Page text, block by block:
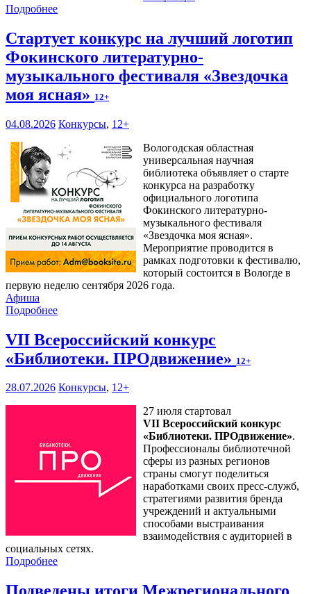
Подробнее
Стартует конкурс на лучший логотип
Фокинского литературно-
музыкального фестиваля «Звездочка
моя ясная» 12+
04.08.2026 Конкурсы, 12+
Вологодская областная
универсальная научная
библиотека объявляет о старте
конкурса на разработку
официального логотипа
Фокинского литературно-
музыкального фестиваля
«Звездочка моя ясная».
Мероприятие проводится в
рамках подготовки к фестивалю,
который состоится в Вологде в
первую неделю сентября 2026 года.
Афиша
Подробнее
VII Всероссийский конкурс
«Библиотеки. ПРОдвижение» 12+
28.07.2026 Конкурсы, 12+
27 июля стартовал
VII Всероссийский конкурс
«Библиотеки. ПРОдвижение».
Профессионалы библиотечной
сферы из разных регионов
страны смогут поделиться
наработками своих пресс-служб,
стратегиями развития бренда
учреждений и актуальными
способами выстраивания
взаимодействия с аудиторией в
социальных сетях.
Подробнее